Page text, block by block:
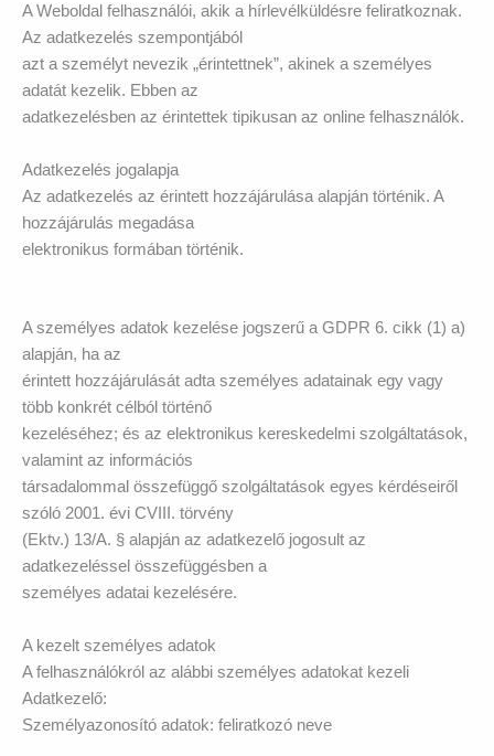
A Weboldal felhasználói, akik a hírlevélküldésre feliratkoznak.
Az adatkezelés szempontjából
azt a személyt nevezik „érintettnek”, akinek a személyes
adatát kezelik. Ebben az
adatkezelésben az érintettek tipikusan az online felhasználók.
Adatkezelés jogalapja
Az adatkezelés az érintett hozzájárulása alapján történik. A
hozzájárulás megadása
elektronikus formában történik.
A személyes adatok kezelése jogszerű a GDPR 6. cikk (1) a)
alapján, ha az
érintett hozzájárulását adta személyes adatainak egy vagy
több konkrét célból történő
kezeléséhez; és az elektronikus kereskedelmi szolgáltatások,
valamint az információs
társadalommal összefüggő szolgáltatások egyes kérdéseiről
szóló 2001. évi CVIII. törvény
(Ektv.) 13/A. § alapján az adatkezelő jogosult az
adatkezeléssel összefüggésben a
személyes adatai kezelésére.
A kezelt személyes adatok
A felhasználókról az alábbi személyes adatokat kezeli
Adatkezelő:
Személyazonosító adatok: feliratkozó neve